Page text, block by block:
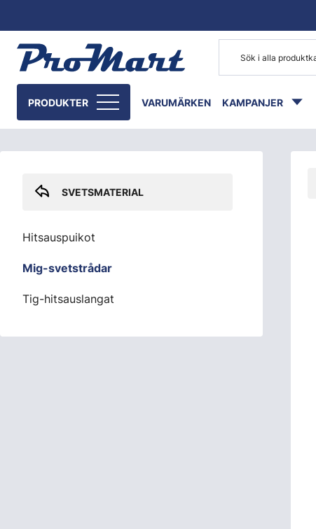
PRODUKTER VARUMÄRKEN KAMPANJER
SVETSMATERIAL
Hitsauspuikot
Mig-svetstrådar
Tig-hitsauslangat